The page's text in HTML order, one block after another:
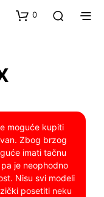
0
moguće kupiti
Zbog brzog
imati tačnu
je neophodno
Nisu svi modeli
posetiti neku